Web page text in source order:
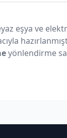
eşya ve
yönlendirme